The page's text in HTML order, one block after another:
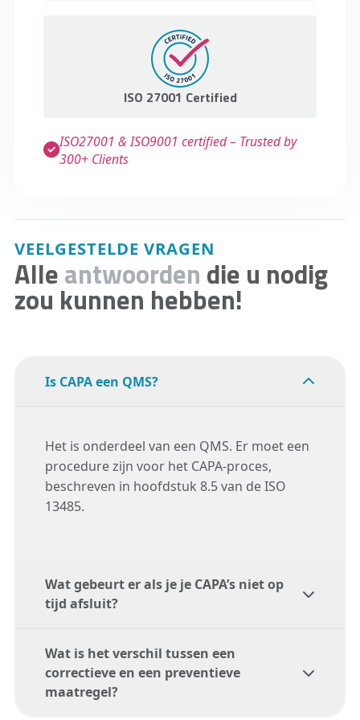
ISO 27001 Certified
ISO27001 & ISO9001 certified – Trusted by
300+ Clients
VEELGESTELDE VRAGEN
Alleantwoorden die u nodig
zou kunnen hebben!
Is CAPA een QMS?
Het is onderdeel van een QMS. Er moet een
procedure zijn voor het CAPA-proces,
beschreven in hoofdstuk 8.5 van de ISO
13485.
Wat gebeurt er als je je CAPA’s niet op
tijd afsluit?
Tijdens een externe audit kan een niet
afgesloten CAPA worden beschouwd als een
Wat is het verschil tussen een
correctieve en een preventieve
maatregel?